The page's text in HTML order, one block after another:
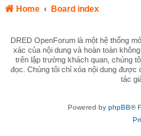
Home Board index
DRED OpenForum là một hệ thống
xác của nội dung và hoàn toàn
trên lập trường khách quan, chúng
đọc. Chúng tôi chỉ xóa nội dung được
tác
Powered by phpBB®